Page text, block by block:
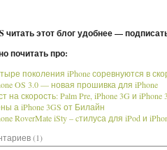
читать этот блог удобнее —
почитать про:
поколения iPhone соревнуются в
OS 3.0 — новая прошивка для iPhone
на скорость: Palm Pre, iPhone 3G и iPhone
а iPhone 3GS от Билайн
RoverMate iSty – cтилуса для iPod и
(1)